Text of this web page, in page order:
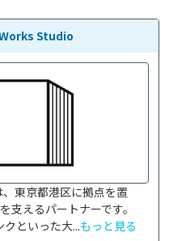
Studio
東京都港区に拠点を置
支えるパートナーです。
といった大...もっと見る